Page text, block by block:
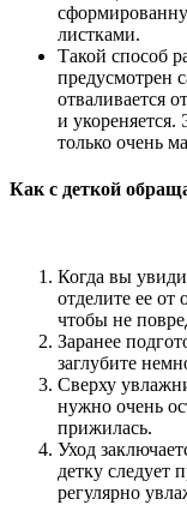
листками.
Такой способ
предусмотрен
отваливается
и укореняется.
только очень
Как с деткой
Когда вы
отделите ее от
чтобы не
Заранее
заглубите
Сверху
нужно очень
прижилась.
Уход
детку следует
регулярно